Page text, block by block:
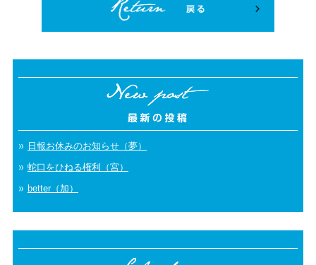
日報お休みのお知らせ（夢）
蛇口をひねる権利（宮）
better（加）